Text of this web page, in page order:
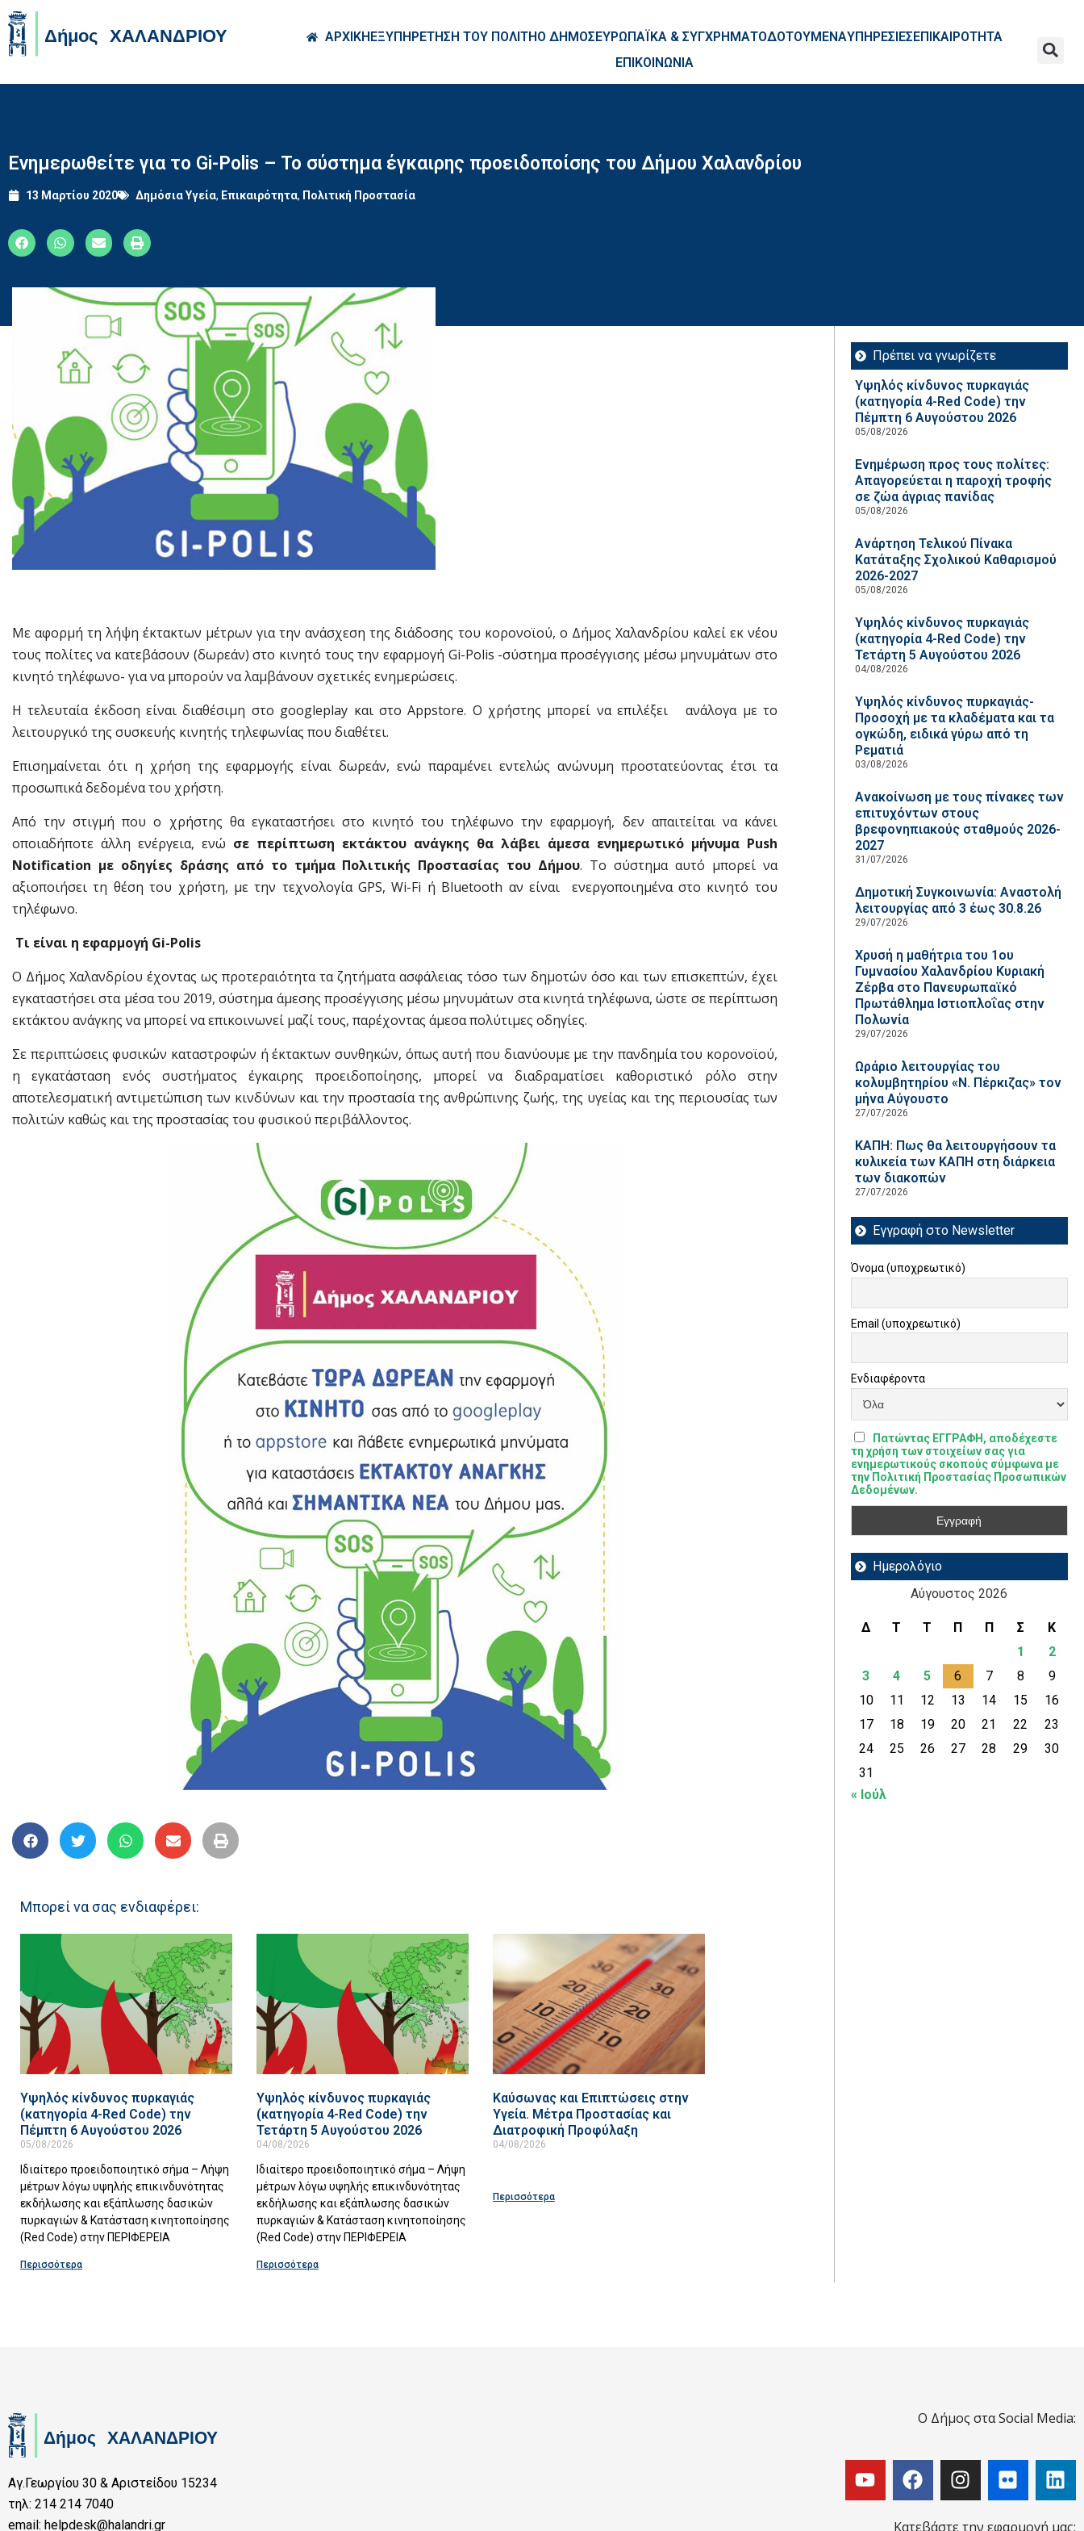
ΑΡΧΙΚΗΕΞΥΠΗΡΕΤΗΣΗ ΤΟΥ ΠΟΛΙΤΗΟ ΔΗΜΟΣΕΥΡΩΠΑΪΚΑ & ΣΥΓΧΡΗΜΑΤΟΔΟΤΟΥΜΕΝΑΥΠΗΡΕΣΙΕΣΕΠΙΚΑΙΡΟΤΗΤΑ
ΕΠΙΚΟΙΝΩΝΙΑ
Ενημερωθείτε για το Gi-Polis – Το σύστημα έγκαιρης προειδοποίσης του Δήμου Χαλανδρίου
13 Μαρτίου 2020 Δημόσια Υγεία, Επικαιρότητα, Πολιτική Προστασία
Με αφορμή τη λήψη έκτακτων μέτρων για την ανάσχεση της διάδοσης του κορονοϊού, ο Δήμος Χαλανδρίου καλεί εκ νέου
τους πολίτες να κατεβάσουν (δωρεάν) στο κινητό τους την εφαρμογή Gi-Polis -σύστημα προσέγγισης μέσω μηνυμάτων στο
κινητό τηλέφωνο- για να μπορούν να λαμβάνουν σχετικές ενημερώσεις.
Η τελευταία έκδοση είναι διαθέσιμη στο googleplay και στο Appstore. Ο χρήστης μπορεί να επιλέξει ανάλογα με το
λειτουργικό της συσκευής κινητής τηλεφωνίας που διαθέτει.
Επισημαίνεται ότι η χρήση της εφαρμογής είναι δωρεάν, ενώ παραμένει εντελώς ανώνυμη προστατεύοντας έτσι τα
προσωπικά δεδομένα του χρήστη.
Από την στιγμή που ο χρήστης θα εγκαταστήσει στο κινητό του τηλέφωνο την εφαρμογή, δεν απαιτείται να κάνει
οποιαδήποτε άλλη ενέργεια, ενώ σε περίπτωση εκτάκτου ανάγκης θα λάβει άμεσα ενημερωτικό μήνυμα Push
Notification με οδηγίες δράσης από το τμήμα Πολιτικής Προστασίας του Δήμου. Το σύστημα αυτό μπορεί να
αξιοποιήσει τη θέση του χρήστη, με την τεχνολογία GPS, Wi-Fi ή Bluetooth αν είναι ενεργοποιημένα στο κινητό του
τηλέφωνο.
Τι είναι η εφαρμογή Gi-Polis
Ο Δήμος Χαλανδρίου έχοντας ως προτεραιότητα τα ζητήματα ασφάλειας τόσο των δημοτών όσο και των επισκεπτών, έχει
εγκαταστήσει στα μέσα του 2019, σύστημα άμεσης προσέγγισης μέσω μηνυμάτων στα κινητά τηλέφωνα, ώστε σε περίπτωση
εκτάκτου ανάγκης να μπορεί να επικοινωνεί μαζί τους, παρέχοντας άμεσα πολύτιμες οδηγίες.
Σε περιπτώσεις φυσικών καταστροφών ή έκτακτων συνθηκών, όπως αυτή που διανύουμε με την πανδημία του κορονοϊού,
η εγκατάσταση ενός συστήματος έγκαιρης προειδοποίησης, μπορεί να διαδραματίσει καθοριστικό ρόλο στην
αποτελεσματική αντιμετώπιση των κινδύνων και την προστασία της ανθρώπινης ζωής, της υγείας και της περιουσίας των
πολιτών καθώς και της προστασίας του φυσικού περιβάλλοντος.
Μπορεί να σας ενδιαφέρει:
Υψηλός κίνδυνος πυρκαγιάς
(κατηγορία 4-Red Code) την
Πέμπτη 6 Αυγούστου 2026
05/08/2026
Ιδιαίτερο προειδοποιητικό σήμα – Λήψη
μέτρων λόγω υψηλής επικινδυνότητας
εκδήλωσης και εξάπλωσης δασικών
πυρκαγιών & Κατάσταση κινητοποίησης
(Red Code) στην ΠΕΡΙΦΕΡΕΙΑ
Περισσότερα
Υψηλός κίνδυνος πυρκαγιάς
(κατηγορία 4-Red Code) την
Τετάρτη 5 Αυγούστου 2026
04/08/2026
Ιδιαίτερο προειδοποιητικό σήμα – Λήψη
μέτρων λόγω υψηλής επικινδυνότητας
εκδήλωσης και εξάπλωσης δασικών
πυρκαγιών & Κατάσταση κινητοποίησης
(Red Code) στην ΠΕΡΙΦΕΡΕΙΑ
Περισσότερα
Καύσωνας και Επιπτώσεις στην
Υγεία. Μέτρα Προστασίας και
Διατροφική Προφύλαξη
04/08/2026
Περισσότερα
Πρέπει να γνωρίζετε
Υψηλός κίνδυνος πυρκαγιάς
(κατηγορία 4-Red Code) την
Πέμπτη 6 Αυγούστου 2026
05/08/2026
Ενημέρωση προς τους πολίτες:
Απαγορεύεται η παροχή τροφής
σε ζώα άγριας πανίδας
05/08/2026
Ανάρτηση Τελικού Πίνακα
Κατάταξης Σχολικού Καθαρισμού
2026-2027
05/08/2026
Υψηλός κίνδυνος πυρκαγιάς
(κατηγορία 4-Red Code) την
Τετάρτη 5 Αυγούστου 2026
04/08/2026
Υψηλός κίνδυνος πυρκαγιάς-
Προσοχή με τα κλαδέματα και τα
ογκώδη, ειδικά γύρω από τη
Ρεματιά
03/08/2026
Ανακοίνωση με τους πίνακες των
επιτυχόντων στους
βρεφονηπιακούς σταθμούς 2026-
2027
31/07/2026
Δημοτική Συγκοινωνία: Αναστολή
λειτουργίας από 3 έως 30.8.26
29/07/2026
Χρυσή η μαθήτρια του 1ου
Γυμνασίου Χαλανδρίου Κυριακή
Ζέρβα στο Πανευρωπαϊκό
Πρωτάθλημα Ιστιοπλοΐας στην
Πολωνία
29/07/2026
Ωράριο λειτουργίας του
κολυμβητηρίου «Ν. Πέρκιζας» τον
μήνα Αύγουστο
27/07/2026
ΚΑΠΗ: Πως θα λειτουργήσουν τα
κυλικεία των ΚΑΠΗ στη διάρκεια
των διακοπών
27/07/2026
Εγγραφή στο Newsletter
Όνομα (υποχρεωτικό)
Email (υποχρεωτικό)
Ενδιαφέροντα
Πατώντας ΕΓΓΡΑΦΗ, αποδέχεστε
τη χρήση των στοιχείων σας για
ενημερωτικούς σκοπούς σύμφωνα με
την Πολιτική Προστασίας Προσωπικών
Δεδομένων.
Ημερολόγιο
Αύγουστος 2026
Δ Τ Τ Π Π Σ
Κ
1
2
3
4 5 6 7 8
9
10
11 12 13 14 15
16
17
18 19 20 21 22
23
24
25 26 27 28 29
30
31
« Ιούλ
Αγ.Γεωργίου 30 & Αριστείδου 15234
τηλ: 214 214 7040
email: helpdesk@halandri.gr
Ο Δήμος στα Social Media:
Κατεβάστε την εφαρμογή μας: